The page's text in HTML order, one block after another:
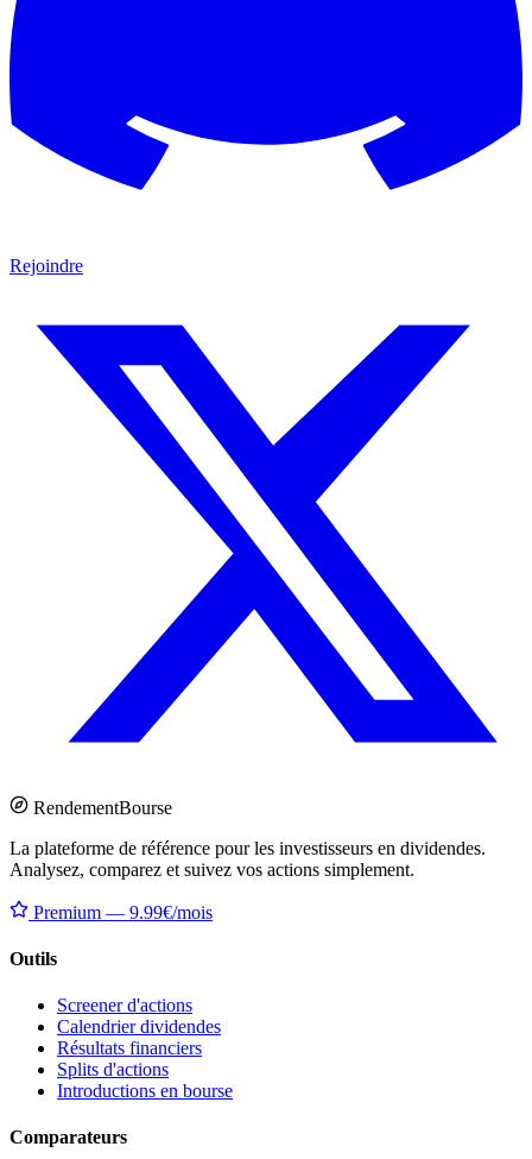
Rejoindre
RendementBourse
La plateforme de référence pour les investisseurs en dividendes.
Analysez, comparez et suivez vos actions simplement.
Premium — 9.99€/mois
Outils
Screener d'actions
Calendrier dividendes
Résultats financiers
Splits d'actions
Introductions en bourse
Comparateurs